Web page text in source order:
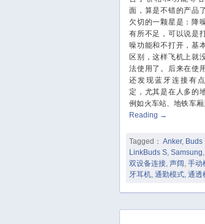
面，算是不错的产品
欠切的一颗星是：降
有所不足，可以说是
噪功能和不打开，基
区别，这样飞机上就
法使用了。后来在使
还发现蓝牙连接有
定，尤其是在人多的
例如火车站、地铁车
Reading →
Tagged： Anker, Buds
LinkBuds S, Samsung,
双设备连接, 声阔 , 手动
牙耳机, 通勤模式, 通透